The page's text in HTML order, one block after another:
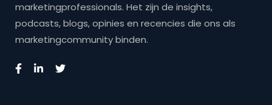
marketingprofessionals. Het zijn de insights,
podcasts, blogs, opinies en recencies die ons als
marketingcommunity binden.